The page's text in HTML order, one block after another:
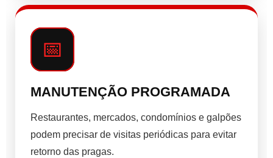
📅
MANUTENÇÃO PROGRAMADA
Restaurantes, mercados, condomínios e galpões
podem precisar de visitas periódicas para evitar
retorno das pragas.